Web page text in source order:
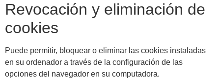
Revocación y eliminación de
cookies
Puede permitir, bloquear o eliminar las cookies instaladas
en su ordenador a través de la configuración de las
opciones del navegador en su computadora.